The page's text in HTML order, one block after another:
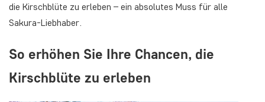
die Kirschblüte zu erleben – ein absolutes Muss für alle
Sakura-Liebhaber.
So erhöhen Sie Ihre Chancen, die
Kirschblüte zu erleben